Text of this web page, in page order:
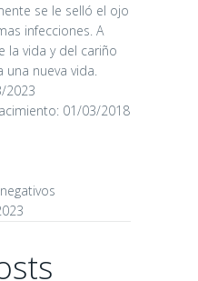
se le selló el ojo
infecciones. A
la vida y del cariño
nueva vida.
2023
01/03/2018